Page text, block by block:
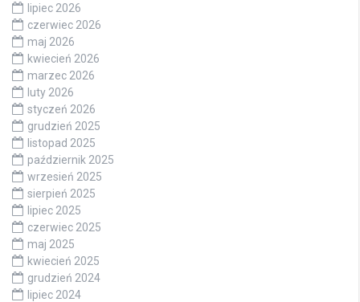
lipiec 2026
czerwiec 2026
maj 2026
kwiecień 2026
marzec 2026
luty 2026
styczeń 2026
grudzień 2025
listopad 2025
październik 2025
wrzesień 2025
sierpień 2025
lipiec 2025
czerwiec 2025
maj 2025
kwiecień 2025
grudzień 2024
lipiec 2024